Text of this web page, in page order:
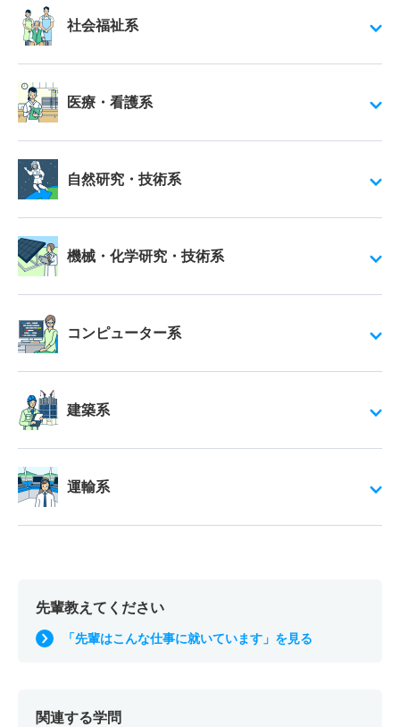
社会福祉系
医療・看護系
自然研究・技術系
機械・化学研究・技術系
コンピューター系
建築系
運輸系
先輩教えてください
「先輩はこんな仕事に就いています」を見る
関連する学問